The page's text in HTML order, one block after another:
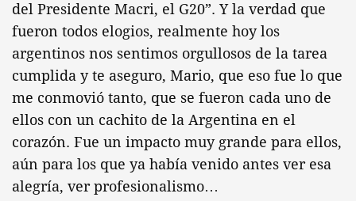
del Presidente Macri, el G20”. Y la verdad que
fueron todos elogios, realmente hoy los
argentinos nos sentimos orgullosos de la tarea
cumplida y te aseguro, Mario, que eso fue lo que
me conmovió tanto, que se fueron cada uno de
ellos con un cachito de la Argentina en el
corazón. Fue un impacto muy grande para ellos,
aún para los que ya había venido antes ver esa
alegría, ver profesionalismo…